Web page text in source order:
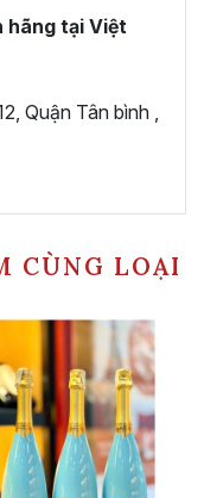
hãng tại Việt
Quận Tân bình ,
CÙNG LOẠI